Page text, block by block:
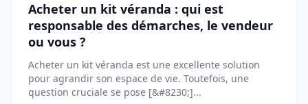
Acheter un kit véranda : qui est
responsable des démarches, le vendeur
ou vous ?
Acheter un kit véranda est une excellente solution
pour agrandir son espace de vie. Toutefois, une
question cruciale se pose [&#8230;]...